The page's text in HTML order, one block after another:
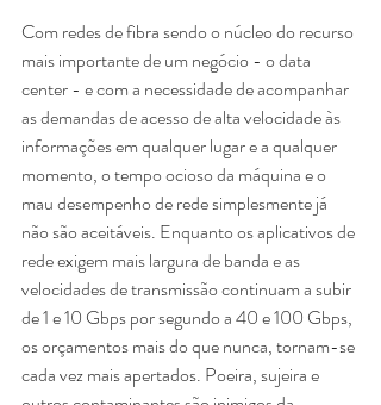
Com redes de fibra sendo o núcleo do recurso
mais importante de um negócio - o data
center - e com a necessidade de acompanhar
as demandas de acesso de alta velocidade às
informações em qualquer lugar e a qualquer
momento, o tempo ocioso da máquina e o
mau desempenho de rede simplesmente já
não são aceitáveis. Enquanto os aplicativos de
rede exigem mais largura de banda e as
velocidades de transmissão continuam a subir
de 1 e 10 Gbps por segundo a 40 e 100 Gbps,
os orçamentos mais do que nunca, tornam-se
cada vez mais apertados. Poeira, sujeira e